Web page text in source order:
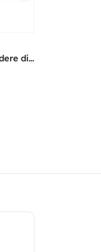
Set suporti fixare cleme prindere display telefoane mobile tablete ipad samsung electronice